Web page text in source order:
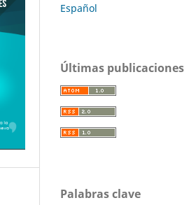
Español
Últimas publicaciones
Palabras clave